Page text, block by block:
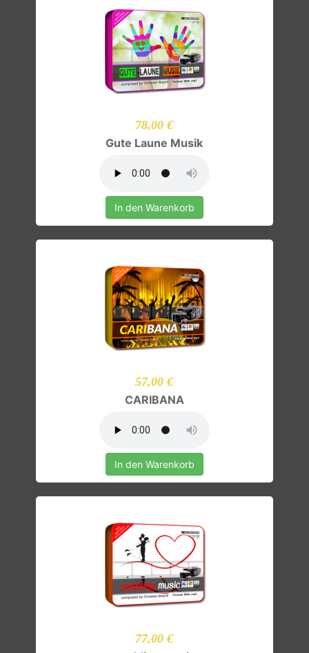
78,00 €
Gute Laune Musik
In den Warenkorb
57,00 €
CARIBANA
In den Warenkorb
77,00 €